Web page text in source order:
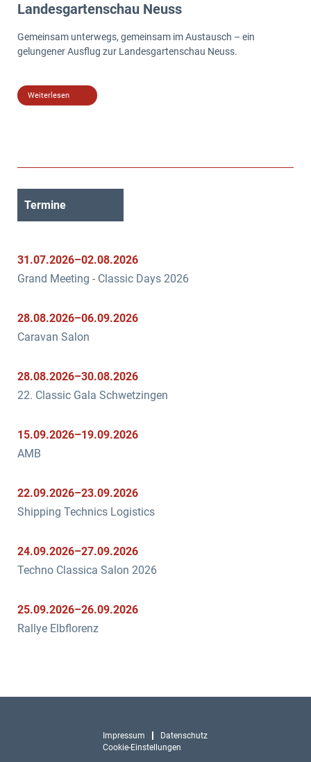
Landesgartenschau Neuss
Gemeinsam unterwegs, gemeinsam im Austausch – ein
gelungener Ausflug zur Landesgartenschau Neuss.
Weiterlesen
Termine
31.07.2026–02.08.2026
Grand Meeting - Classic Days 2026
28.08.2026–06.09.2026
Caravan Salon
28.08.2026–30.08.2026
22. Classic Gala Schwetzingen
15.09.2026–19.09.2026
AMB
22.09.2026–23.09.2026
Shipping Technics Logistics
24.09.2026–27.09.2026
Techno Classica Salon 2026
25.09.2026–26.09.2026
Rallye Elbflorenz
N
a
v
Impressum
Datenschutz
Cookie-Einstellungen